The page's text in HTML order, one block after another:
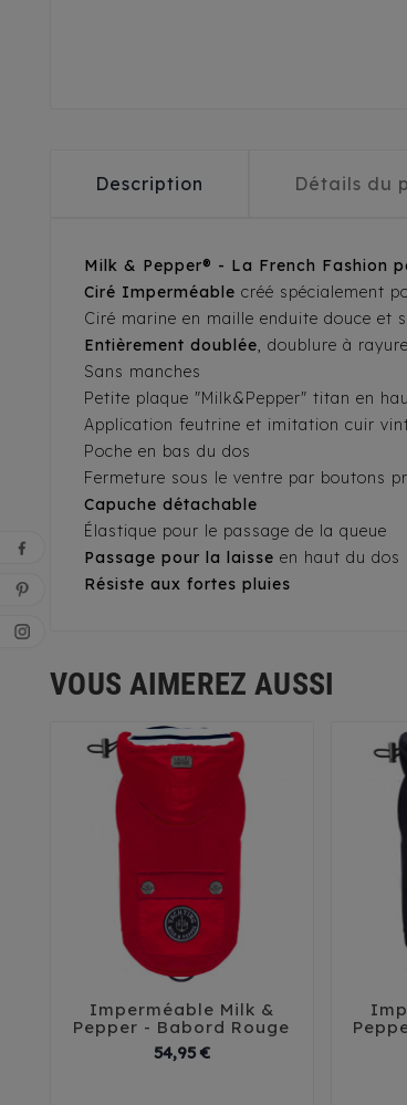
Description Détails du
Milk & Pepper® - La French Fashion
Ciré Imperméable créé spécialement
Ciré marine en maille enduite douce et
Entièrement doublée, doublure à
Sans manches
Petite plaque "Milk&Pepper" titan en
Application feutrine et imitation cuir
Poche en bas du dos
Fermeture sous le ventre par boutons
Capuche détachable
Élastique pour le passage de la queue
Passage pour la laisse en haut du dos
Résiste aux fortes pluies
VOUS AIMEREZ AUSSI
  
Imperméable Milk &
Pepper - Babord Rouge
54,95 €Prix